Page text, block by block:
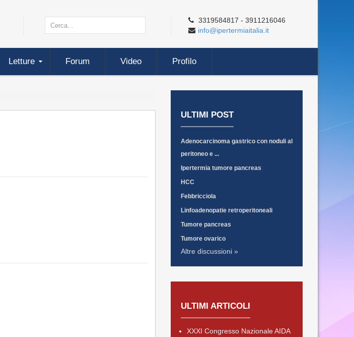
3319584817 - 3911216046
info@ipertermiaitalia.it
Letture Forum Video Profilo
ULTIMI POST
Adenocarcinoma gastrico con noduli al
peritoneo e ...
Ipertermia tumore pancreas
HCC
Febbricciola
Linfoadenopatie retroperitoneali
Tumore pancreas
Tumore ovarico
Altre discussioni »
ULTIMI ARTICOLI
XXXI Congresso Nazionale AIDA